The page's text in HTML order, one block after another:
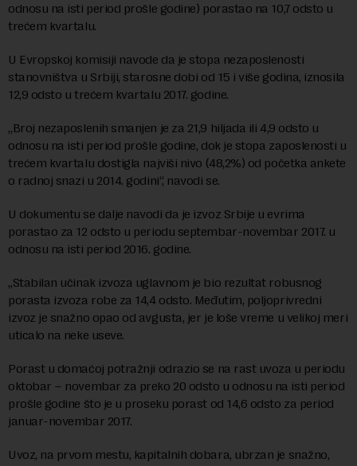
odnosu na isti period prošle godine) porastao na 10,7 odsto u
trećem kvartalu.
U Evropskoj komisiji navode da je stopa nezaposlenosti
stanovništva u Srbiji, starosne dobi od 15 i više godina, iznosila
12,9 odsto u trećem kvartalu 2017. godine.
„Broj nezaposlenih smanjen je za 21,9 hiljada ili 4,9 odsto u
odnosu na isti period prošle godine, dok je stopa zaposlenosti u
trećem kvartalu dostigla najviši nivo (48,2%) od početka ankete
o radnoj snazi u 2014. godini“, navodi se.
U dokumentu se dalje navodi da je izvoz Srbije u evrima
porastao za 12 odsto u periodu septembar-novembar 2017. u
odnosu na isti period 2016. godine.
„Stabilan učinak izvoza uglavnom je bio rezultat robusnog
porasta izvoza robe za 14,4 odsto. Međutim, poljoprivredni
izvoz je snažno opao od avgusta, jer je loše vreme u velikoj meri
uticalo na neke useve.
Porast u domaćoj potražnji odrazio se na rast uvoza u periodu
oktobar – novembar za preko 20 odsto u odnosu na isti period
prošle godine što je u proseku porast od 14,6 odsto za period
januar-novembar 2017.
Uvoz, na prvom mestu, kapitalnih dobara, ubrzan je snažno,